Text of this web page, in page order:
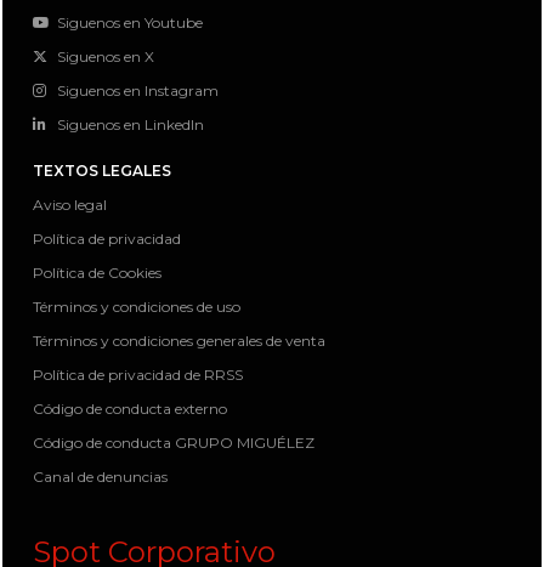
Siguenos en Youtube
Siguenos en X
Siguenos en Instagram
Siguenos en LinkedIn
TEXTOS LEGALES
Aviso legal
Política de privacidad
Política de Cookies
Términos y condiciones de uso
Términos y condiciones generales de venta
Política de privacidad de RRSS
Código de conducta externo
Código de conducta GRUPO MIGUÉLEZ
Canal de denuncias
Spot Corporativo